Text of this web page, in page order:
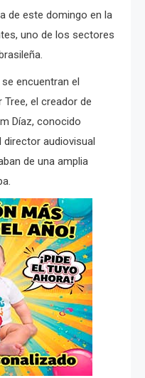
de este domingo en la
uno de los sectores
encuentran el
el creador de
Díaz, conocido
director audiovisual
de una amplia